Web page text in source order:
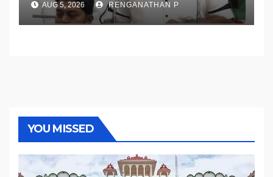
AUG 5, 2026 RENGANATHAN P
YOU MISSED